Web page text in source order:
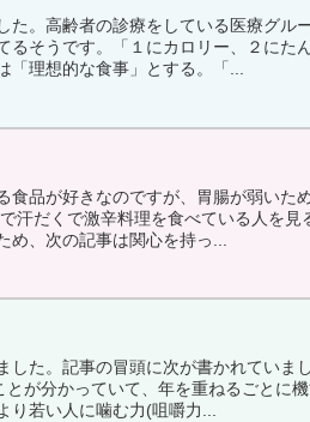
た。高齢者の診療をしている医療グル
るそうです。「１にカロリー、２にた
「理想的な食事」とする。「...
食品が好きなのですが、胃腸が弱いた
汗だくで激辛料理を食べている人を見
、次の記事は関心を持っ...
した。記事の冒頭に次が書かれていまし
が分かっていて、年を重ねるごとに
り若い人に噛む力(咀嚼力...